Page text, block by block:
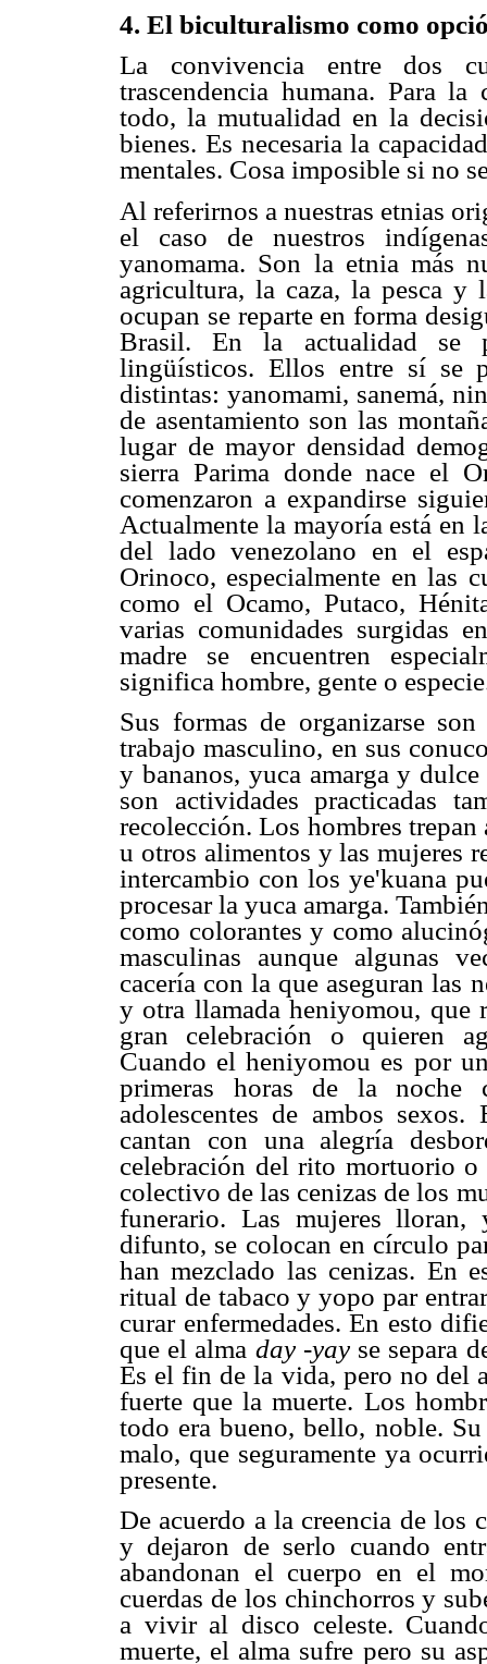
4. El biculturalismo como
La convivencia entre dos
trascendencia humana. Para
todo, la mutualidad en la
bienes. Es necesaria la
mentales. Cosa imposible si no
Al referirnos a nuestras etnias
el caso de nuestros
yanomama. Son la etnia más
agricultura, la caza, la pesca
ocupan se reparte en forma
Brasil. En la actualidad se
lingüísticos. Ellos entre sí se
distintas: yanomami, sanemá,
de asentamiento son las
lugar de mayor densidad
sierra Parima donde nace el
comenzaron a expandirse
Actualmente la mayoría está en
del lado venezolano en el
Orinoco, especialmente en las
como el Ocamo, Putaco,
varias comunidades surgidas
madre se encuentren
significa hombre, gente o
Sus formas de organizarse
trabajo masculino, en sus
y bananos, yuca amarga y
son actividades practicadas
recolección. Los hombres
u otros alimentos y las mujeres
intercambio con los ye'kuana
procesar la yuca amarga.
como colorantes y como
masculinas aunque algunas
cacería con la que aseguran las
y otra llamada heniyomou,
gran celebración o quieren
Cuando el heniyomou es por
primeras horas de la noche
adolescentes de ambos
cantan con una alegría
celebración del rito mortuorio o
colectivo de las cenizas de los
funerario. Las mujeres
difunto, se colocan en círculo
han mezclado las cenizas. En
ritual de tabaco y yopo par
curar enfermedades. En esto
que el alma day -yay se separa
Es el fin de la vida, pero no del
fuerte que la muerte. Los
todo era bueno, bello, noble.
malo, que seguramente ya
presente.
De acuerdo a la creencia de los
y dejaron de serlo cuando
abandonan el cuerpo en el
cuerdas de los chinchorros y
a vivir al disco celeste.
muerte, el alma sufre pero su